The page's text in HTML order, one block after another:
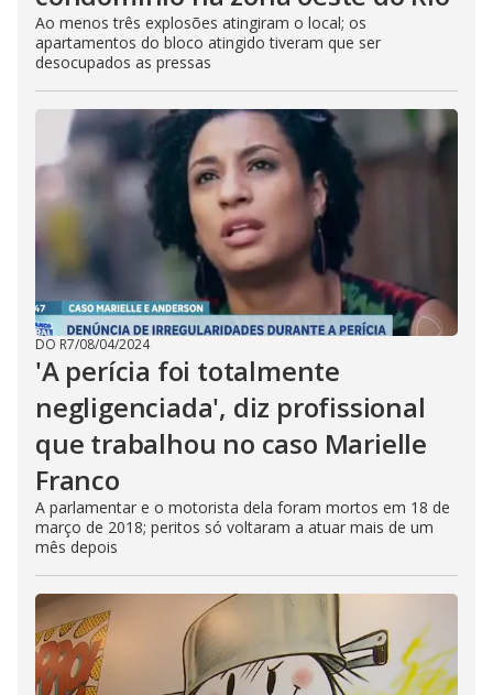
Ao menos três explosões atingiram o local; os
apartamentos do bloco atingido tiveram que ser
desocupados as pressas
DO R7/08/04/2024
'A perícia foi totalmente
negligenciada', diz profissional
que trabalhou no caso Marielle
Franco
A parlamentar e o motorista dela foram mortos em 18 de
março de 2018; peritos só voltaram a atuar mais de um
mês depois